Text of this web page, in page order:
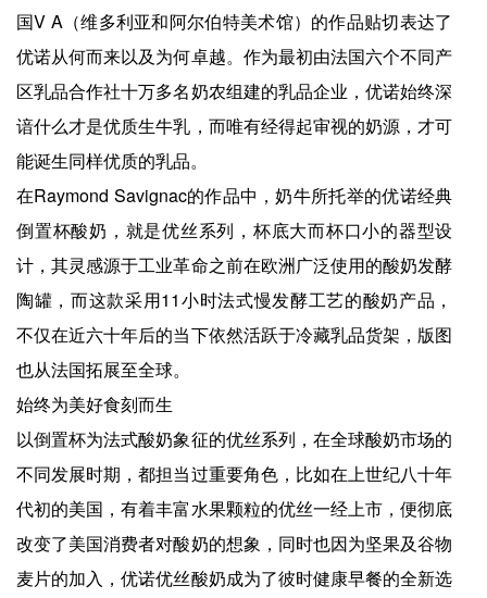
国V A（维多利亚和阿尔伯特美术馆）的作品贴切表达了
优诺从何而来以及为何卓越。作为最初由法国六个不同产
区乳品合作社十万多名奶农组建的乳品企业，优诺始终深
谙什么才是优质生牛乳，而唯有经得起审视的奶源，才可
能诞生同样优质的乳品。
在Raymond Savignac的作品中，奶牛所托举的优诺经典
倒置杯酸奶，就是优丝系列，杯底大而杯口小的器型设
计，其灵感源于工业革命之前在欧洲广泛使用的酸奶发酵
陶罐，而这款采用11小时法式慢发酵工艺的酸奶产品，
不仅在近六十年后的当下依然活跃于冷藏乳品货架，版图
也从法国拓展至全球。
始终为美好食刻而生
以倒置杯为法式酸奶象征的优丝系列，在全球酸奶市场的
不同发展时期，都担当过重要角色，比如在上世纪八十年
代初的美国，有着丰富水果颗粒的优丝一经上市，便彻底
改变了美国消费者对酸奶的想象，同时也因为坚果及谷物
麦片的加入，优诺优丝酸奶成为了彼时健康早餐的全新选